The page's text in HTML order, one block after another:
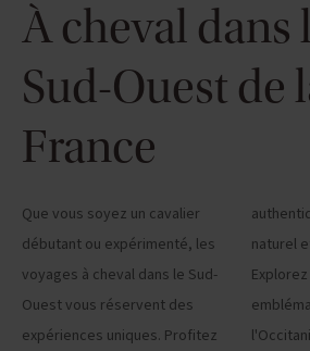
À cheval dans
Sud-Ouest de
France
Que vous soyez un cavalier
débutant ou expérimenté, les
voyages à cheval dans le Sud-
Ouest vous réservent des
expériences uniques. Profitez
authentique du patrimoine
naturel et culturel de la France.
Explorez des régions
emblématiques telles que
l'Occitanie, l'Aquitaine et